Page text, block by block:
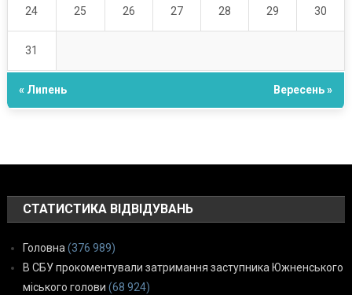
24 25 26 27 28 29 30
31
« Липень Вересень »
СТАТИСТИКА ВІДВІДУВАНЬ
Головна(376 989)
В СБУ прокоментували затримання заступника Южненського
міського голови (68 924)